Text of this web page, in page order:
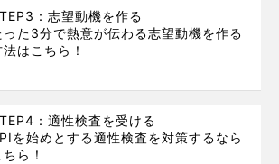
：志望動機を作る
った3分で熱意が伝わる志望動機を作る
法はこちら！
：適性検査を受ける
を始めとする適性検査を対策するなら
ちら！